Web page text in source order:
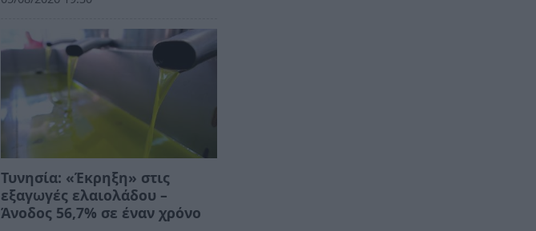
Τυνησία: «Έκρηξη» στις
εξαγωγές ελαιολάδου –
Άνοδος 56,7% σε έναν χρόνο